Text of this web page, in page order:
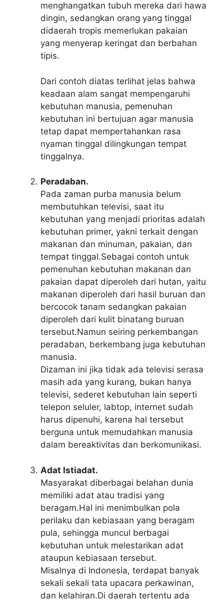
menghangatkan tubuh mereka dari hawa
dingin, sedangkan orang yang tinggal
didaerah tropis memerlukan pakaian
yang menyerap keringat dan berbahan
tipis.
Dari contoh diatas terlihat jelas bahwa
keadaan alam sangat mempengaruhi
kebutuhan manusia, pemenuhan
kebutuhan ini bertujuan agar manusia
tetap dapat mempertahankan rasa
nyaman tinggal dilingkungan tempat
tinggalnya.
Peradaban.
Pada zaman purba manusia belum
membutuhkan televisi, saat itu
kebutuhan yang menjadi prioritas adalah
kebutuhan primer, yakni terkait dengan
makanan dan minuman, pakaian, dan
tempat tinggal.Sebagai contoh untuk
pemenuhan kebutuhan makanan dan
pakaian dapat diperoleh dari hutan, yaitu
makanan diperoleh dari hasil buruan dan
bercocok tanam sedangkan pakaian
diperoleh dari kulit binatang buruan
tersebut.Namun seiring perkembangan
peradaban, berkembang juga kebutuhan
manusia.
Dizaman ini jika tidak ada televisi serasa
masih ada yang kurang, bukan hanya
televisi, sederet kebutuhan lain seperti
telepon seluler, labtop, internet sudah
harus dipenuhi, karena hal tersebut
berguna untuk memudahkan manusia
dalam bereaktivitas dan berkomunikasi.
Adat Istiadat.
Masyarakat diberbagai belahan dunia
memiliki adat atau tradisi yang
beragam.Hal ini menimbulkan pola
perilaku dan kebiasaan yang beragam
pula, sehingga muncul berbagai
kebutuhan untuk melestarikan adat
ataupun kebiasaan tersebut.
Misalnya di Indonesia, terdapat banyak
sekali sekali tata upacara perkawinan,
dan kelahiran.Di daerah tertentu ada